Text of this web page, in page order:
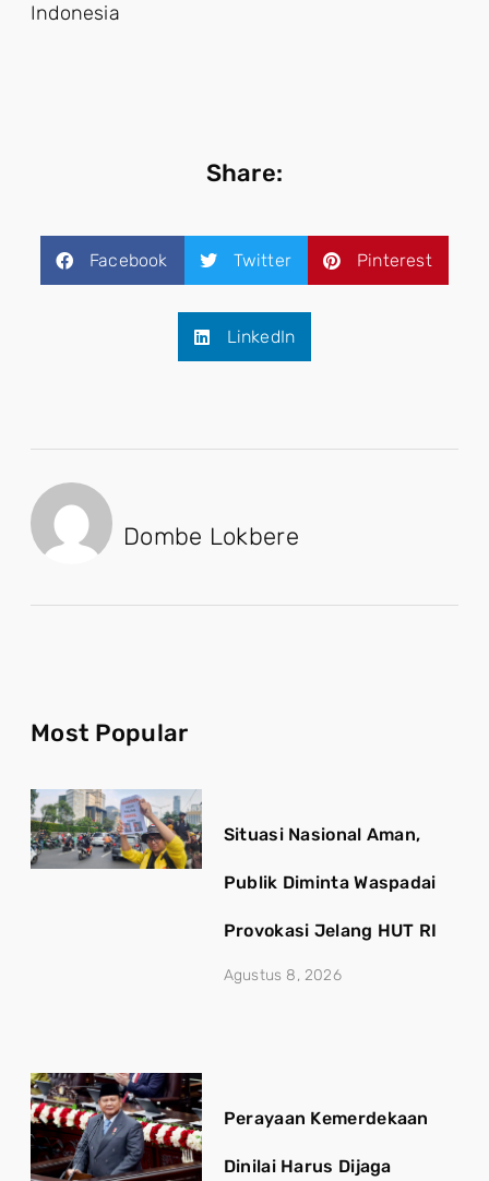
Indonesia
Share:
Facebook Twitter Pinterest
LinkedIn
Dombe Lokbere
Most Popular
Situasi Nasional Aman,
Publik Diminta Waspadai
Provokasi Jelang HUT RI
Agustus 8, 2026
Perayaan Kemerdekaan
Dinilai Harus Dijaga